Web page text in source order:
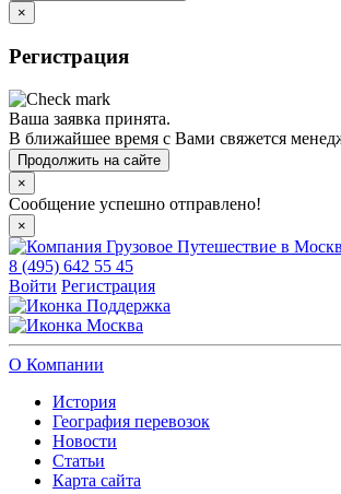
×
Регистрация
Ваша заявка принята.
В ближайшее время с Вами свяжется
Продолжить на сайте
×
Сообщение успешно отправлено!
×
8 (495) 642 55 45
Войти Регистрация
Поддержка
Москва
О Компании
История
География перевозок
Новости
Статьи
Карта сайта